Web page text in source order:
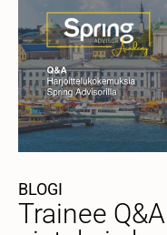
BLOGI
Trainee